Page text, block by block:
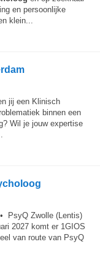
en persoonlijke
klein...
jij een Klinisch
binnen een
Wil je jouw expertise
• PsyQ Zwolle (Lentis)
2027 komt er 1GIOS
van route van PsyQ